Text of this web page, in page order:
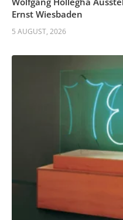
Ernst Wiesbaden
5 AUGUST, 2026